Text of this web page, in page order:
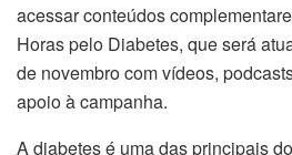
acessar conteúdos
Horas pelo Diabetes, que será
de novembro com vídeos,
apoio à campanha.
A diabetes é uma das principais